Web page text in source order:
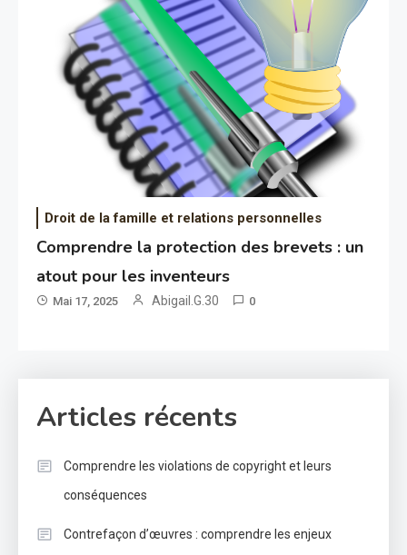
Droit de la famille et relations personnelles
Comprendre la protection des brevets : un
atout pour les inventeurs
Mai 17, 2025 Abigail.G.30 0
Articles récents
Comprendre les violations de copyright et leurs
conséquences
Contrefaçon d’œuvres : comprendre les enjeux